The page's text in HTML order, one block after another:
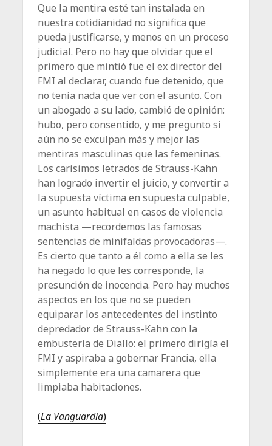
Que la mentira esté tan instalada en
nuestra cotidianidad no significa que
pueda justificarse, y menos en un proceso
judicial. Pero no hay que olvidar que el
primero que mintió fue el ex director del
FMI al declarar, cuando fue detenido, que
no tenía nada que ver con el asunto. Con
un abogado a su lado, cambió de opinión:
hubo, pero consentido, y me pregunto si
aún no se exculpan más y mejor las
mentiras masculinas que las femeninas.
Los carísimos letrados de Strauss-Kahn
han logrado invertir el juicio, y convertir a
la supuesta víctima en supuesta culpable,
un asunto habitual en casos de violencia
machista —recordemos las famosas
sentencias de minifaldas provocadoras—.
Es cierto que tanto a él como a ella se les
ha negado lo que les corresponde, la
presunción de inocencia. Pero hay muchos
aspectos en los que no se pueden
equiparar los antecedentes del instinto
depredador de Strauss-Kahn con la
embustería de Diallo: el primero dirigía el
FMI y aspiraba a gobernar Francia, ella
simplemente era una camarera que
limpiaba habitaciones.
(La Vanguardia)